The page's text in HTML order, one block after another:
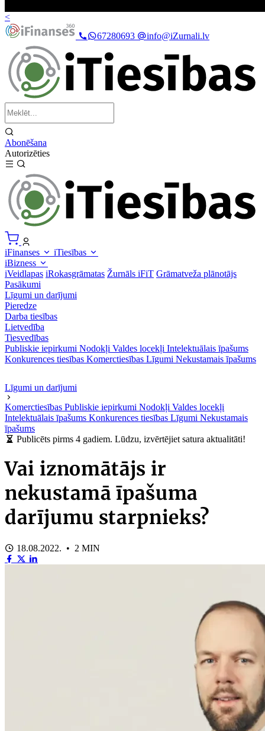
<
67280693
info@iZurnali.lv
Abonēšana
Autorizēties
iFinanses
iTiesības
iBizness
iVeidlapas iRokasgrāmatas Žurnāls iFiT Grāmatveža plānotājs
Pasākumi
Līgumi un darījumi
Pieredze
Darba tiesības
Lietvedība
Tiesvedības
Publiskie iepirkumi Nodokļi Valdes locekļi Intelektuālais īpašums
Konkurences tiesības Komerctiesības Līgumi Nekustamais īpašums
Līgumi un darījumi
Komerctiesības Publiskie iepirkumi Nodokļi Valdes locekļi
Intelektuālais īpašums Konkurences tiesības Līgumi Nekustamais
īpašums
Publicēts pirms 4 gadiem. Lūdzu, izvērtējiet satura aktualitāti!
Vai iznomātājs ir
nekustamā īpašuma
darījumu starpnieks?
18.08.2022. • 2 MIN